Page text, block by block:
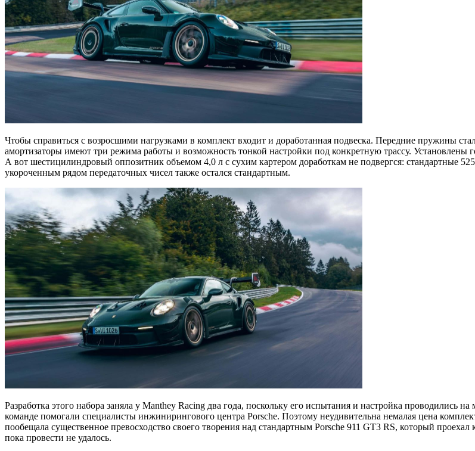
Чтобы справиться с возросшими нагрузками в комплект входит и доработанная подвеска. Передние пружины
амортизаторы имеют три режима работы и возможность тонкой настройки под конкретную трассу.
А вот шестицилиндровый оппозитник объемом 4,0 л с сухим картером доработкам не подвергся: стандартные
укороченным рядом передаточных чисел также остался стандартным.
Разработка этого набора заняла у Manthey Racing два года, поскольку его испытания и настройка проводились
команде помогали специалисты инжинирингового центра Porsche. Поэтому неудивительна немалая цена
пообещала существенное превосходство своего творения над стандартным Porsche 911 GT3 RS, который
пока провести не удалось.